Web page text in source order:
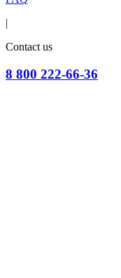
|
Contact us
8 800 222-66-36